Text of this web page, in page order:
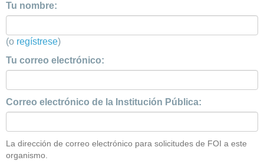
Tu nombre:
(o regístrese)
Tu correo electrónico:
Correo electrónico de la Institución Pública:
La dirección de correo electrónico para solicitudes de FOI a este
organismo.